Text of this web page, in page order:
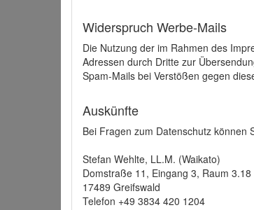
Widerspruch Werbe-Mails
Die Nutzung der im Rahmen des
Adressen durch Dritte zur
Spam-Mails bei Verstößen gegen
Auskünfte
Bei Fragen zum Datenschutz können
Stefan Wehlte, LL.M. (Waikato)
Domstraße 11, Eingang 3, Raum 3.18
17489 Greifswald
Telefon +49 3834 420 1204